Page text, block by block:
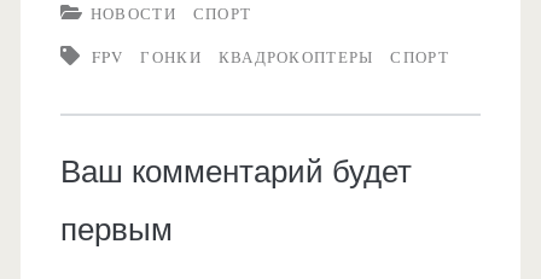
НОВОСТИ
СПОРТ
FPV
ГОНКИ КВАДРОКОПТЕРЫ СПОРТ
Ваш комментарий будет
первым